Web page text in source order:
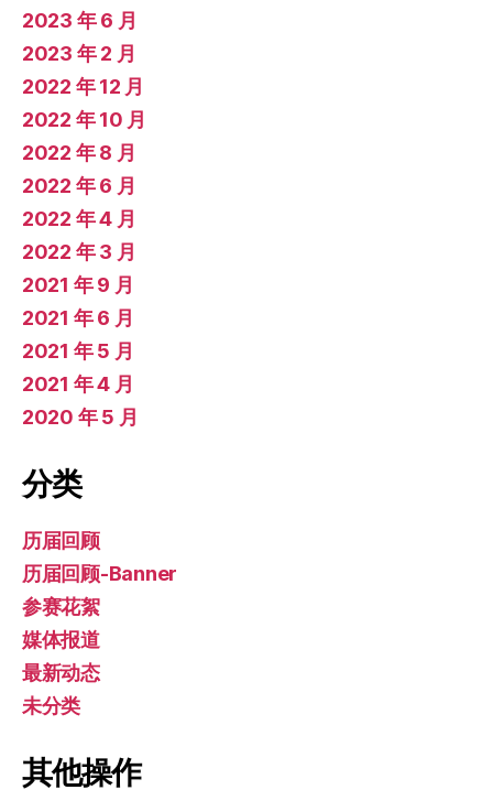
2023 年 6 月
2023 年 2 月
2022 年 12 月
2022 年 10 月
2022 年 8 月
2022 年 6 月
2022 年 4 月
2022 年 3 月
2021 年 9 月
2021 年 6 月
2021 年 5 月
2021 年 4 月
2020 年 5 月
分类
历届回顾
历届回顾-Banner
参赛花絮
媒体报道
最新动态
未分类
其他操作